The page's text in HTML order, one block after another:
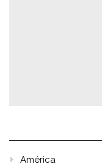
América